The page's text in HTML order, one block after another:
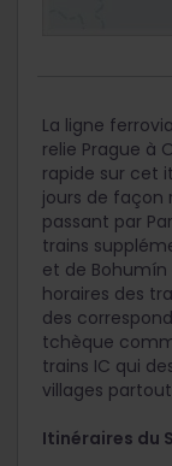
La ligne
relie Prague à
rapide sur cet
jours de façon
passant par
trains
et de Bohumín
horaires des
des
tchèque
trains IC qui
villages
Itinéraires du